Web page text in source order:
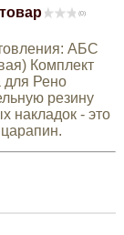
(0)
АБС
Комплект
для Рено
резину
накладок - это